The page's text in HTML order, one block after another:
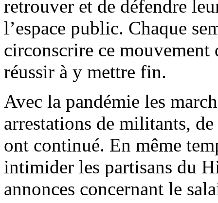
retrouver et de défendre
l’espace public. Chaque
circonscrire ce
réussir à y mettre fin.
Avec la pandémie les
arrestations de militants,
ont continué. En même
intimider les partisans du
annonces concernant le